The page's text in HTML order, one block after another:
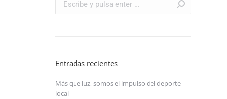
Entradas recientes
Más que luz, somos el impulso del deporte
local